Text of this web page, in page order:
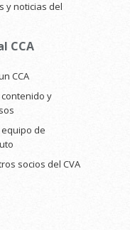
y noticias del
CCA
CCA
y
de
socios del CVA